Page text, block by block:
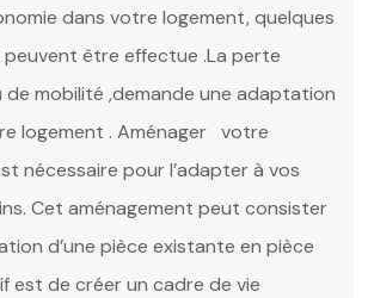
dans votre logement, quelques
peuvent être effectue .La perte
de mobilité ,demande une adaptation
logement . Aménager votre
nécessaire pour l’adapter à vos
Cet aménagement peut consister
d’une pièce existante en pièce
est de créer un cadre de vie